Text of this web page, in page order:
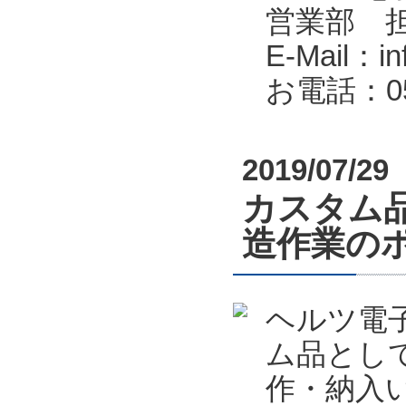
営業部
E-Mail：
お電話：
2019/07/29
カスタム
造作業の
ヘルツ電
ム品とし
作・納入